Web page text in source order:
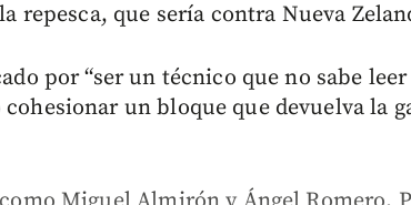
repesca, que sería contra Nueva
por “ser un técnico que no sabe
un bloque que devuelva la